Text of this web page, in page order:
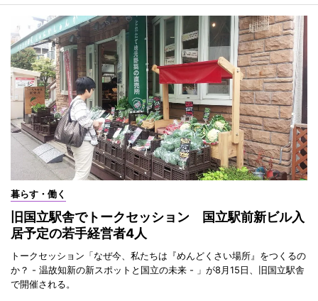
暮らす・働く
旧国立駅舎でトークセッション 国立駅前新ビル入
居予定の若手経営者4人
トークセッション「なぜ今、私たちは『めんどくさい場所』をつくるの
か？ - 温故知新の新スポットと国立の未来 - 」が8月15日、旧国立駅舎
で開催される。